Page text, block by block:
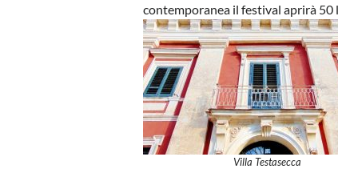
contemporanea il festival aprirà 50
Villa Testasecca